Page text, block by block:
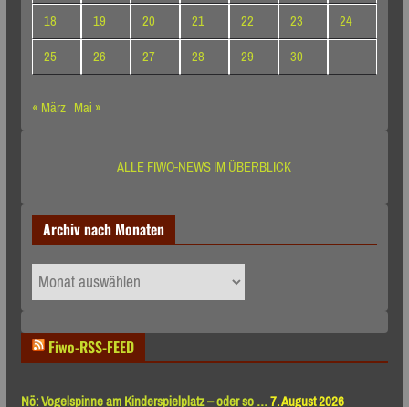
18
19 20 21 22 23
24
25
26 27 28 29
30
« März Mai »
ALLE FIWO-NEWS IM ÜBERBLICK
Archiv nach Monaten
Archiv
nach
Fiwo-RSS-FEED
Nö: Vogelspinne am Kinderspielplatz – oder so …7. August 2026